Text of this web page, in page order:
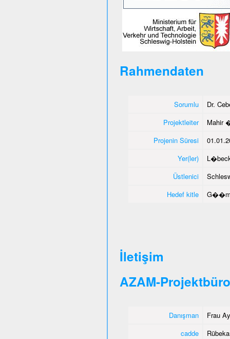
Rahmendaten
Sorumlu
Dr.
Projektleiter
Mahir
Projenin Süresi
Yer(ler)
Üstlenici
Hedef kitle
İletişim
AZAM-
Danışman
Frau
cadde